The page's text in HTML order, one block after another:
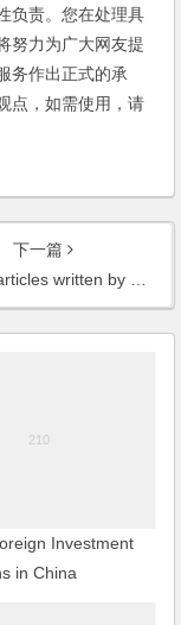
负责。您在处理具
努力为广大网友提
务作出正式的承
点，如需使用，请
下一篇
published in the book Cash to Plastic: Issues and Perspectives, one of the ICFAI Books
Investment
in China